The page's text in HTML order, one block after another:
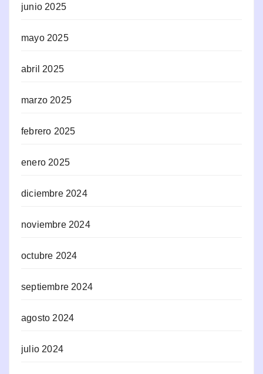
junio 2025
mayo 2025
abril 2025
marzo 2025
febrero 2025
enero 2025
diciembre 2024
noviembre 2024
octubre 2024
septiembre 2024
agosto 2024
julio 2024